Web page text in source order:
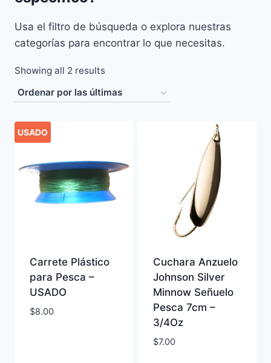
Usa el filtro de búsqueda o explora nuestras
categorías para encontrar lo que necesitas.
Showing all 2 resultsSorted
by
latest
USADO
Carrete Plástico
para Pesca –
USADO
$8.00
Cuchara Anzuelo
Johnson Silver
Minnow Señuelo
Pesca 7cm –
3/4Oz
$7.00